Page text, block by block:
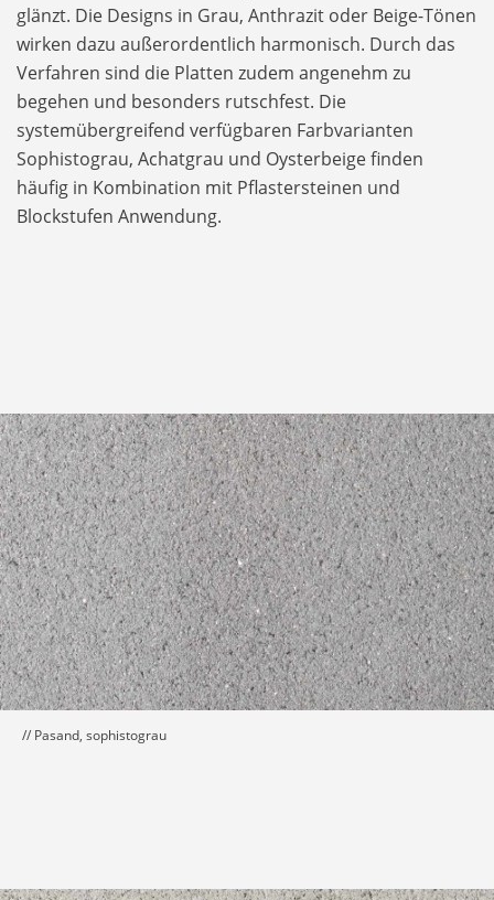
glänzt. Die Designs in Grau, Anthrazit oder Beige-Tönen
wirken dazu außerordentlich harmonisch. Durch das
Verfahren sind die Platten zudem angenehm zu
begehen und besonders rutschfest. Die
systemübergreifend verfügbaren Farbvarianten
Sophistograu, Achatgrau und Oysterbeige finden
häufig in Kombination mit Pflastersteinen und
Blockstufen Anwendung.
// Pasand, sophistograu